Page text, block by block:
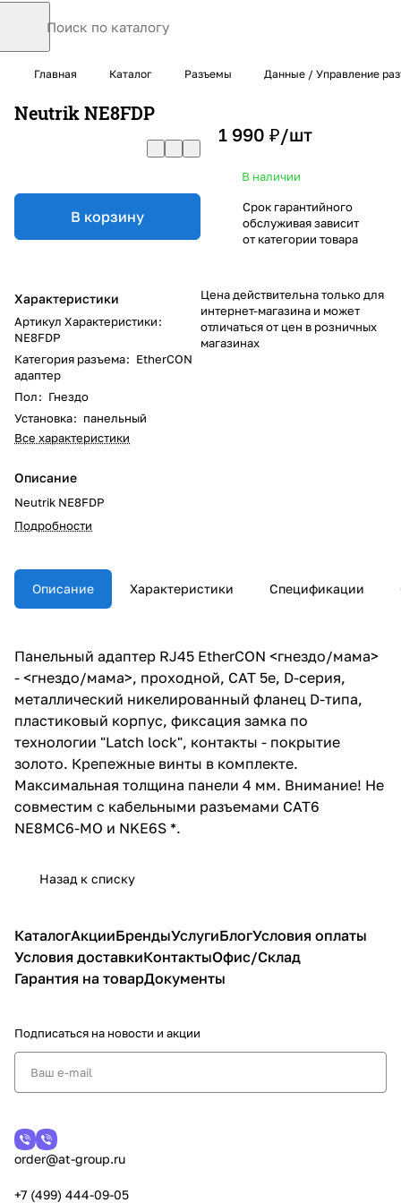
Главная Каталог Разъемы Данные / Управление
Neutrik NE8FDP
В корзину
Характеристики
Артикул Характеристики:
NE8FDP
Категория разъема: EtherCON
адаптер
Пол: Гнездо
Установка: панельный
Все характеристики
Описание
Neutrik NE8FDP
Подробности
1 990 ₽/шт
В наличии
Срок гарантийного
обслуживая зависит
от категории товара
Цена действительна только для
интернет-магазина и может
отличаться от цен в розничных
магазинах
Описание Характеристики Спецификации
Панельный адаптер RJ45 EtherCON <гнездо/мама>
- <гнездо/мама>, проходной, CAT 5e, D-серия,
металлический никелированный фланец D-типа,
пластиковый корпус, фиксация замка по
технологии "Latch lock", контакты - покрытие
золото. Крепежные винты в комплекте.
Максимальная толщина панели 4 мм. Внимание! Не
совместим с кабельными разъемами CAT6
NE8MC6-MO и NKE6S *.
Назад к списку
КаталогАкцииБрендыУслугиБлогУсловия оплаты
Условия доставкиКонтактыОфис/Склад
Гарантия на товарДокументы
Подписаться на новости и акции
order@at-group.ru
+7 (499) 444-09-05